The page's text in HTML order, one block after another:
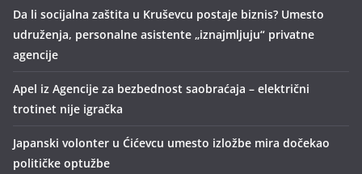
Da li socijalna zaštita u Kruševcu postaje biznis? Umesto
udruženja, personalne asistente „iznajmljuju“ privatne
agencije
Apel iz Agencije za bezbednost saobraćaja – električni
trotinet nije igračka
Japanski volonter u Ćićevcu umesto izložbe mira dočekao
političke optužbe